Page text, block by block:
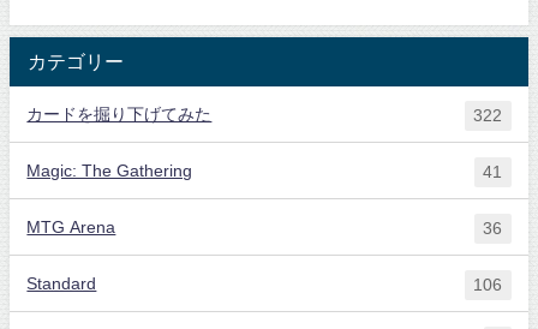
カテゴリー
カードを掘り下げてみた 322
Magic: The Gathering 41
MTG Arena 36
Standard 106